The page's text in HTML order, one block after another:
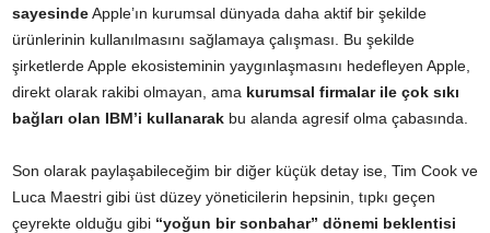
sayesindeApple’ın kurumsal dünyada daha aktif bir şekilde
ürünlerinin kullanılmasını sağlamaya çalışması. Bu şekilde
şirketlerde Apple ekosisteminin yaygınlaşmasını hedefleyen Apple,
direkt olarak rakibi olmayan, ama kurumsal firmalar ile çok sıkı
bağları olan IBM’i kullanarak bu alanda agresif olma çabasında.
Son olarak paylaşabileceğim bir diğer küçük detay ise, Tim Cook ve
Luca Maestri gibi üst düzey yöneticilerin hepsinin, tıpkı geçen
çeyrekte olduğu gibi “yoğun bir sonbahar” dönemi beklentisi